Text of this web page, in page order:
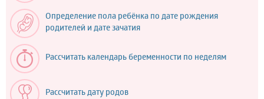
Определение пола ребёнка по дате рождения
родителей и дате зачатия
Рассчитать календарь беременности по неделям
Рассчитать дату родов